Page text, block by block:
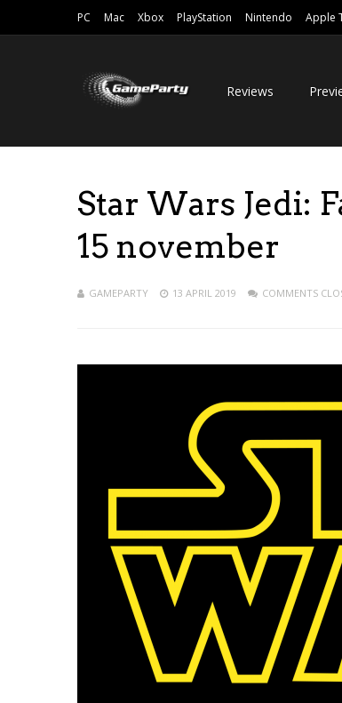
PC Mac Xbox PlayStation Nintendo Apple
Reviews
Star Wars Jedi:
15 november
GAMEPARTY 13 APRIL 2019 COMMENTS